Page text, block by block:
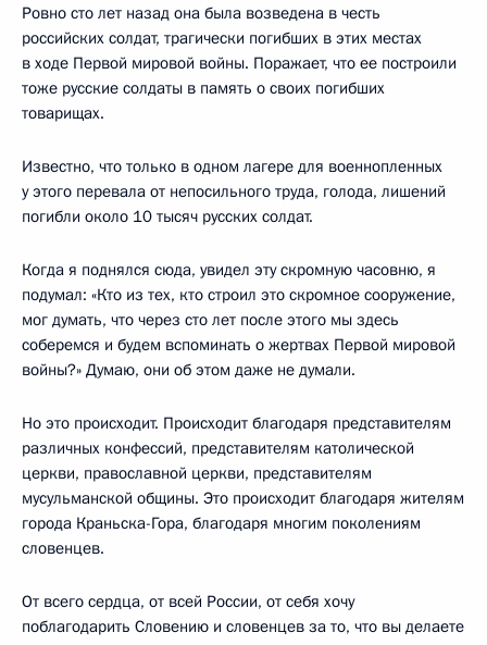
Ровно сто лет назад она была возведена в честь
российских солдат, трагически погибших в этих местах
в ходе Первой мировой войны. Поражает, что ее построили
тоже русские солдаты в память о своих погибших
товарищах.
Известно, что только в одном лагере для военнопленных
у этого перевала от непосильного труда, голода, лишений
погибли около 10 тысяч русских солдат.
Когда я поднялся сюда, увидел эту скромную часовню, я
подумал: «Кто из тех, кто строил это скромное сооружение,
мог думать, что через сто лет после этого мы здесь
соберемся и будем вспоминать о жертвах Первой мировой
войны?» Думаю, они об этом даже не думали.
Но это происходит. Происходит благодаря представителям
различных конфессий, представителям католической
церкви, православной церкви, представителям
мусульманской общины. Это происходит благодаря жителям
города Краньска-Гора, благодаря многим поколениям
словенцев.
От всего сердца, от всей России, от себя хочу
поблагодарить Словению и словенцев за то, что вы делаете